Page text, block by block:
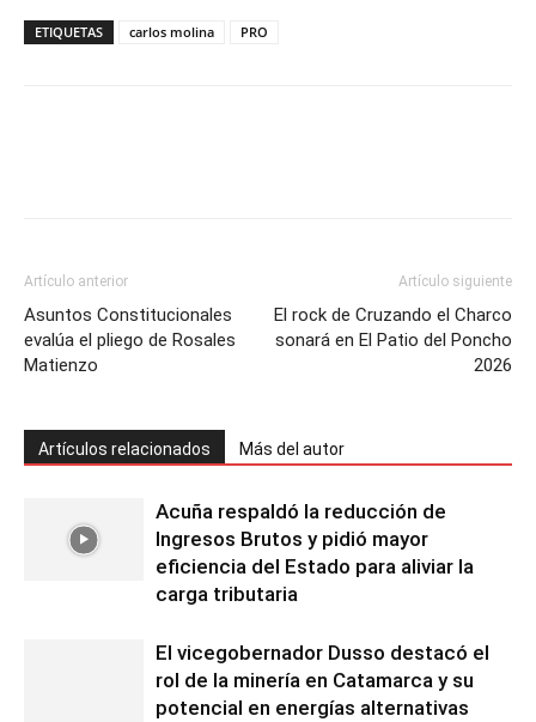
ETIQUETAS carlos molina PRO
Artículo anterior
Asuntos Constitucionales
evalúa el pliego de Rosales
Matienzo
Artículo siguiente
El rock de Cruzando el Charco
sonará en El Patio del Poncho
2026
Artículos relacionados Más del autor
Acuña respaldó la reducción de
Ingresos Brutos y pidió mayor
eficiencia del Estado para aliviar la
carga tributaria
El vicegobernador Dusso destacó el
rol de la minería en Catamarca y su
potencial en energías alternativas